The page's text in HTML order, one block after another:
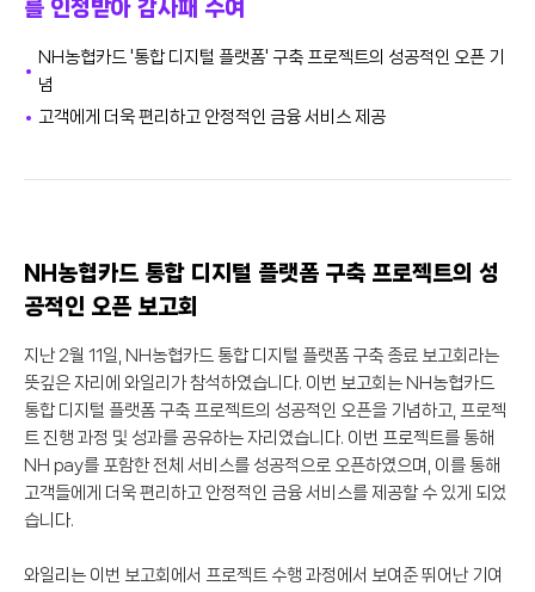
를 인정받아 감사패 수여
NH농협카드 '통합 디지털 플랫폼' 구축 프로젝트의 성공적인 오픈 기
념
고객에게 더욱 편리하고 안정적인 금융 서비스 제공
NH농협카드 통합 디지털 플랫폼 구축 프로젝트의 성
공적인 오픈 보고회
지난 2월 11일, NH농협카드 통합 디지털 플랫폼 구축 종료 보고회라는
뜻깊은 자리에 와일리가 참석하였습니다. 이번 보고회는 NH농협카드
통합 디지털 플랫폼 구축 프로젝트의 성공적인 오픈을 기념하고, 프로젝
트 진행 과정 및 성과를 공유하는 자리였습니다. 이번 프로젝트를 통해
NH pay를 포함한 전체 서비스를 성공적으로 오픈하였으며, 이를 통해
고객들에게 더욱 편리하고 안정적인 금융 서비스를 제공할 수 있게 되었
습니다.
와일리는 이번 보고회에서 프로젝트 수행 과정에서 보여준 뛰어난 기여